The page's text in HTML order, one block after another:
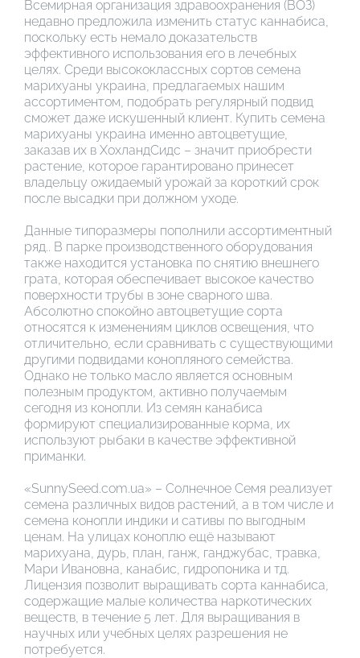
Всемирная организация здравоохранения (ВОЗ)
недавно предложила изменить статус каннабиса,
поскольку есть немало доказательств
эффективного использования его в лечебных
целях. Среди высококлассных сортов семена
марихуаны украина, предлагаемых нашим
ассортиментом, подобрать регулярный подвид
сможет даже искушенный клиент. Купить семена
марихуаны украина именно автоцветущие,
заказав их в ХохландСидс – значит приобрести
растение, которое гарантировано принесет
владельцу ожидаемый урожай за короткий срок
после высадки при должном уходе.
Данные типоразмеры пополнили ассортиментный
ряд.. В парке производственного оборудования
также находится установка по снятию внешнего
грата, которая обеспечивает высокое качество
поверхности трубы в зоне сварного шва.
Абсолютно спокойно автоцветущие сорта
относятся к изменениям циклов освещения, что
отличительно, если сравнивать с существующими
другими подвидами конопляного семейства.
Однако не только масло является основным
полезным продуктом, активно получаемым
сегодня из конопли. Из семян канабиса
формируют специализированные корма, их
используют рыбаки в качестве эффективной
приманки.
«SunnySeed.com.ua» – Солнечное Семя реализует
семена различных видов растений, а в том числе и
семена конопли индики и сативы по выгодным
ценам. На улицах коноплю ещё называют
марихуана, дурь, план, ганж, ганджубас, травка,
Мари Ивановна, канабис, гидропоника и тд.
Лицензия позволит выращивать сорта каннабиса,
содержащие малые количества наркотических
веществ, в течение 5 лет. Для выращивания в
научных или учебных целях разрешения не
потребуется.